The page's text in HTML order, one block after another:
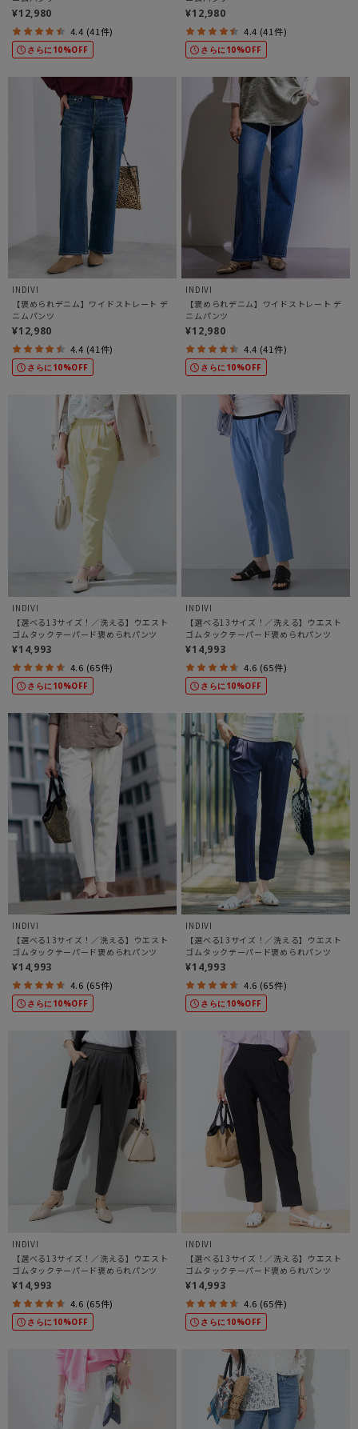
¥12,980
4.4 (41件)
さらに10%OFF
¥12,980
4.4 (41件)
さらに10%OFF
INDIVI
【褒められデニム】ワイドストレート デ
ニムパンツ
¥12,980
4.4 (41件)
さらに10%OFF
INDIVI
【褒められデニム】ワイドストレート デ
ニムパンツ
¥12,980
4.4 (41件)
さらに10%OFF
INDIVI
【選べる13サイズ！／洗える】ウエスト
ゴムタックテーパード褒められパンツ
¥14,993
4.6 (65件)
さらに10%OFF
INDIVI
【選べる13サイズ！／洗える】ウエスト
ゴムタックテーパード褒められパンツ
¥14,993
4.6 (65件)
さらに10%OFF
INDIVI
【選べる13サイズ！／洗える】ウエスト
ゴムタックテーパード褒められパンツ
¥14,993
4.6 (65件)
さらに10%OFF
INDIVI
【選べる13サイズ！／洗える】ウエスト
ゴムタックテーパード褒められパンツ
¥14,993
4.6 (65件)
さらに10%OFF
INDIVI
【選べる13サイズ！／洗える】ウエスト
ゴムタックテーパード褒められパンツ
¥14,993
4.6 (65件)
さらに10%OFF
INDIVI
【選べる13サイズ！／洗える】ウエスト
ゴムタックテーパード褒められパンツ
¥14,993
4.6 (65件)
さらに10%OFF